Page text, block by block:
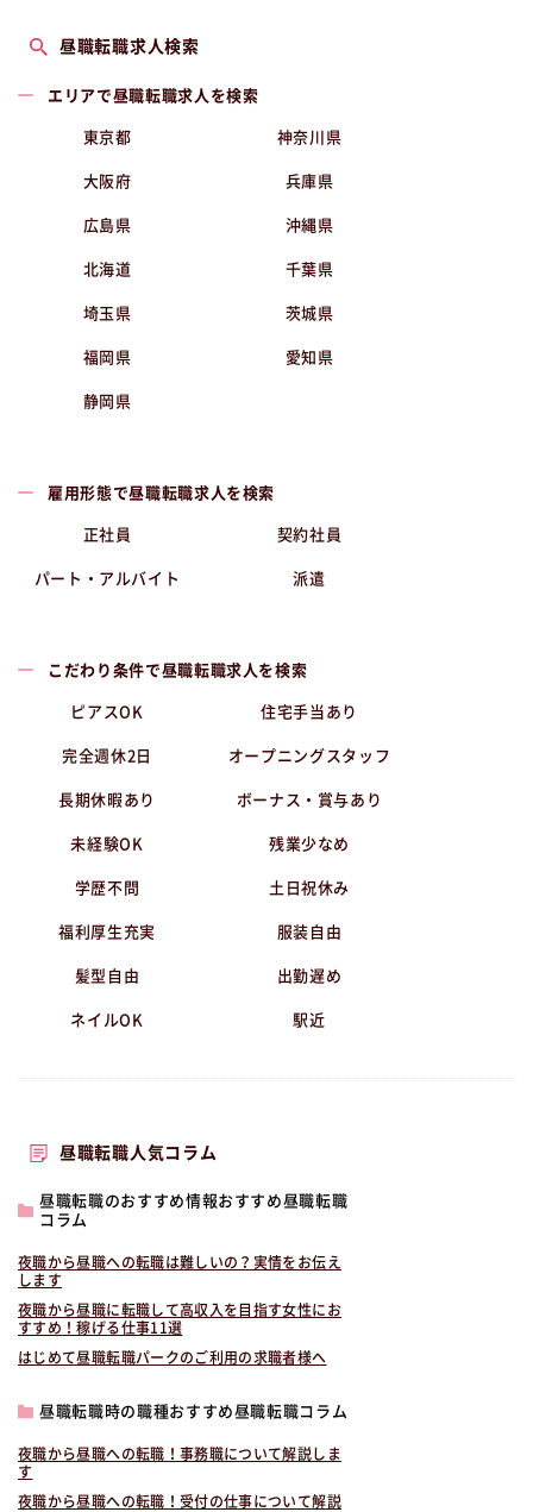
昼職転職求人検索
エリアで昼職転職求人を検索
東京都 神奈川県
大阪府 兵庫県
広島県 沖縄県
北海道 千葉県
埼玉県 茨城県
福岡県 愛知県
静岡県
雇用形態で昼職転職求人を検索
正社員 契約社員
パート・アルバイト 派遣
こだわり条件で昼職転職求人を検索
ピアスOK 住宅手当あり
完全週休2日 オープニングスタッフ
長期休暇あり ボーナス・賞与あり
未経験OK 残業少なめ
学歴不問 土日祝休み
福利厚生充実 服装自由
髪型自由 出勤遅め
ネイルOK 駅近
昼職転職人気コラム
昼職転職のおすすめ情報おすすめ昼職転職
コラム
夜職から昼職への転職は難しいの？実情をお伝え
します
夜職から昼職に転職して高収入を目指す女性にお
すすめ！稼げる仕事11選
はじめて昼職転職パークのご利用の求職者様へ
昼職転職時の職種おすすめ昼職転職コラム
夜職から昼職への転職！事務職について解説しま
す
夜職から昼職への転職！受付の仕事について解説